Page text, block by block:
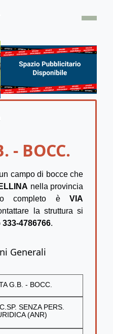
CAMPO
- BOCC.
campo di bocce che
nella provincia
completo èVIA
la struttura si
333-4786766.
Generali
G.B. - BOCC.
SENZA PERS.
(ANR)